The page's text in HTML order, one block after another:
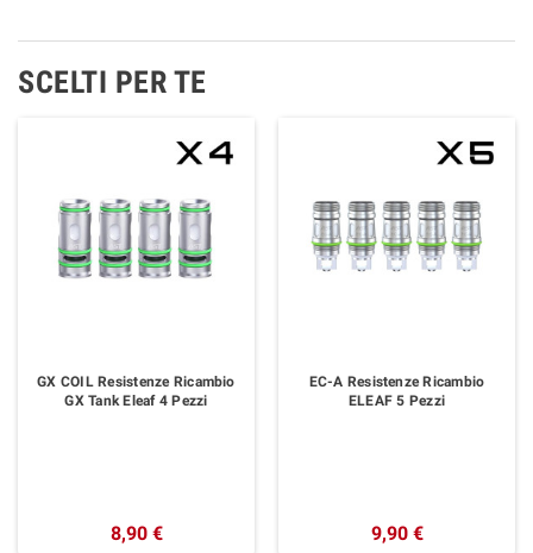
SCELTI PER TE
GX COIL Resistenze Ricambio
GX Tank Eleaf 4 Pezzi
8,90 €
EC-A Resistenze Ricambio
ELEAF 5 Pezzi
9,90 €